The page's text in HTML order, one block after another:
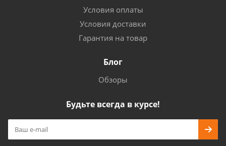
Условия оплаты
Условия доставки
Гарантия на товар
Блог
Обзоры
Будьте всегда в курсе!